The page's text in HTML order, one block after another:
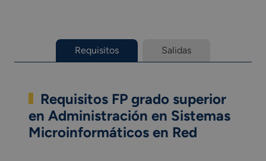
Requisitos Salidas
Requisitos FP grado superior
en Administración en Sistemas
Microinformáticos en Red